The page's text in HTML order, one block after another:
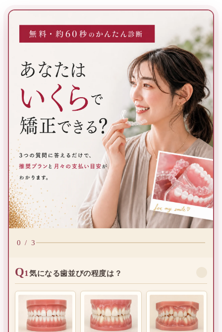
0 / 3
Q1気になる歯並びの程度は？